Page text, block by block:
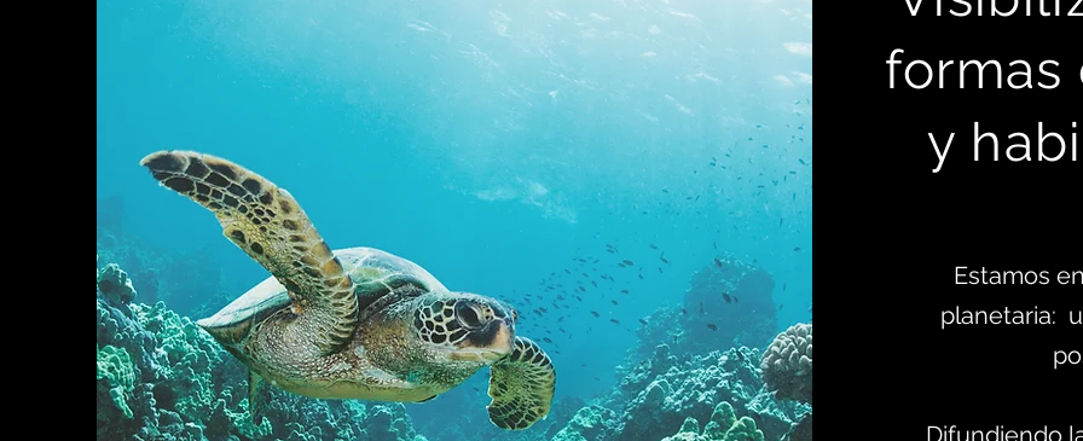
formas
y
Estamos
planetaria:
Difundiendo